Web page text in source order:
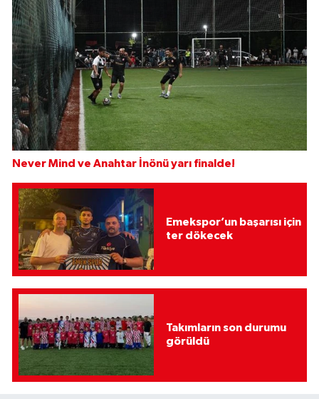
Never Mind ve Anahtar İnönü yarı finalde!
Emekspor’un başarısı için
ter dökecek
Takımların son durumu
görüldü